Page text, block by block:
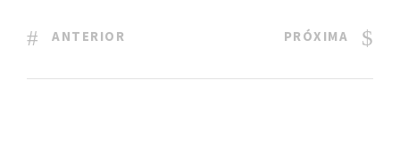
ANTERIOR PRÓXIMA